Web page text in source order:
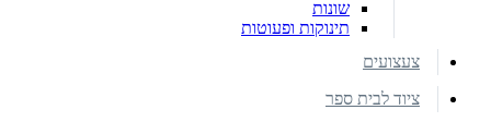
שונות
תינוקות ופעוטות
צעצועים
ציוד לבית ספר